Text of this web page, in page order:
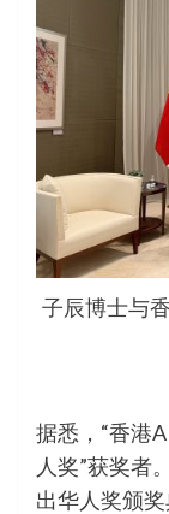
子辰博士与
据悉，“香港
人奖”获奖者
出华人奖颁